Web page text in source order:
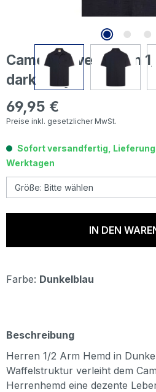
Camel active Herren
dark navy
Regulärer Preis:
69,95 €
Preise inkl. gesetzlicher MwSt.
Sofort versandfertig, Lieferung
Werktagen
IN DEN
Farbe: Dunkelblau
Beschreibung
Herren 1/2 Arm Hemd in
Waffelstruktur verleiht dem
Herrenhemd eine dezente